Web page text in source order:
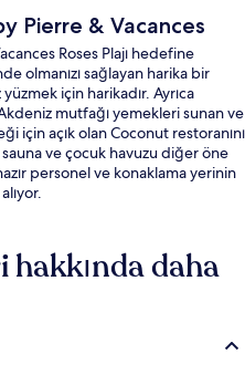
Pierre & Vacances
Roses Plajı hedefine
olmanızı sağlayan harika bir
için harikadır. Ayrıca
mutfağı yemekleri sunan ve
için açık olan Coconut restoranını
ve çocuk havuzu diğer öne
personel ve konaklama yerinin
daha